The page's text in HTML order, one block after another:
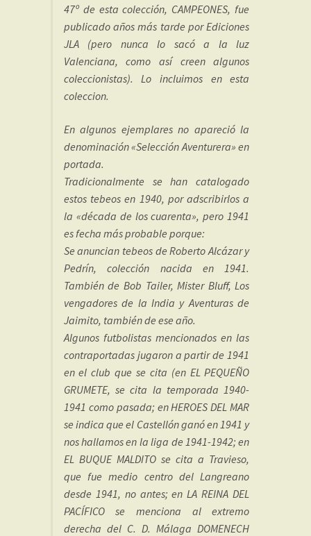
47º de esta colección, CAMPEONES, fue
publicado años más tarde por Ediciones
JLA (pero nunca lo sacó a la luz
Valenciana, como así creen algunos
coleccionistas). Lo incluimos en esta
coleccion.
En algunos ejemplares no apareció la
denominación «Selección Aventurera» en
portada.
Tradicionalmente se han catalogado
estos tebeos en 1940, por adscribirlos a
la «década de los cuarenta», pero 1941
es fecha más probable porque:
Se anuncian tebeos de Roberto Alcázar y
Pedrín, colección nacida en 1941.
También de Bob Tailer, Mister Bluff, Los
vengadores de la India y Aventuras de
Jaimito, también de ese año.
Algunos futbolistas mencionados en las
contraportadas jugaron a partir de 1941
en el club que se cita (en EL PEQUEÑO
GRUMETE, se cita la temporada 1940-
1941 como pasada; en HEROES DEL MAR
se indica que el Castellón ganó en 1941 y
nos hallamos en la liga de 1941-1942; en
EL BUQUE MALDITO se cita a Travieso,
que fue medio centro del Langreano
desde 1941, no antes; en LA REINA DEL
PACÍFICO se menciona al extremo
derecha del C. D. Málaga DOMENECH